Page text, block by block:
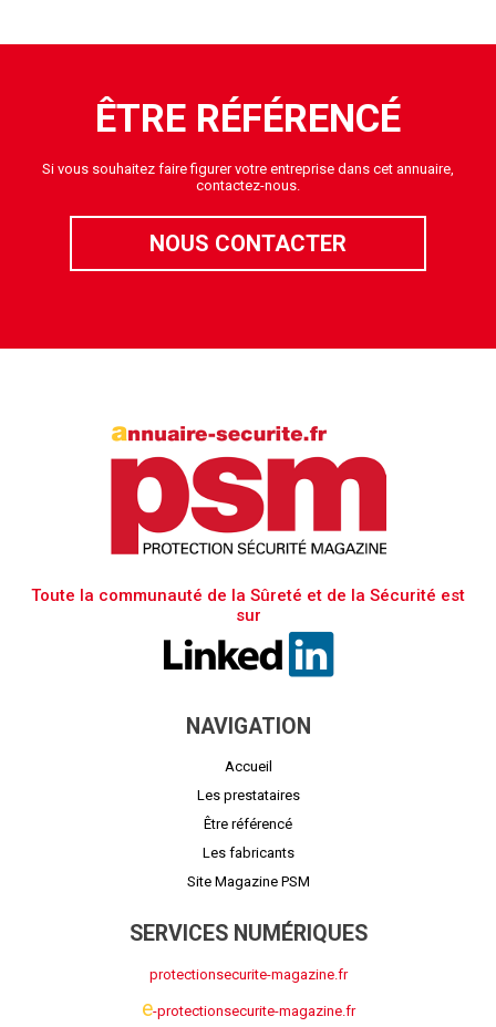
ÊTRE RÉFÉRENCÉ
Si vous souhaitez faire figurer votre entreprise dans cet annuaire,
contactez-nous.
NOUS CONTACTER
Toute la communauté de la Sûreté et de la Sécurité est
sur
NAVIGATION
Accueil
Les prestataires
Être référencé
Les fabricants
Site Magazine PSM
SERVICES NUMÉRIQUES
protectionsecurite-magazine.fr
e-protectionsecurite-magazine.fr